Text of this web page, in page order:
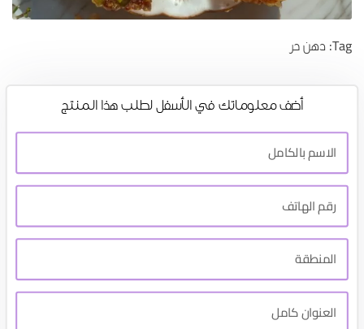
Tag: دهن حر
أضف معلوماتك في الأسفل لطلب هذا المنتج